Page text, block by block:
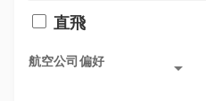
直飛
航空公司偏好 arrow_drop_down